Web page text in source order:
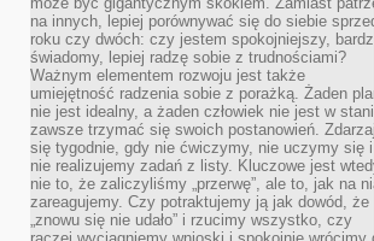
na innych, lepiej porównywać się do siebie
roku czy dwóch: czy jestem spokojniejszy,
świadomy, lepiej radzę sobie z trudnościami?
Ważnym elementem rozwoju jest także
umiejętność radzenia sobie z porażką. Żaden
nie jest idealny, a żaden człowiek nie jest w
zawsze trzymać się swoich postanowień.
się tygodnie, gdy nie ćwiczymy, nie uczymy się i
nie realizujemy zadań z listy. Kluczowe jest
nie to, że zaliczyliśmy „przerwę”, ale to, jak na
zareagujemy. Czy potraktujemy ją jak dowód, że
„znowu się nie udało” i rzucimy wszystko, czy